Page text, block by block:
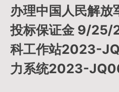
办理中国人民解放
投标保证金 9/25/
科工作站2023-
力系统2023-